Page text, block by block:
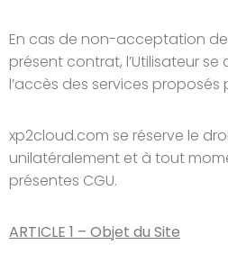
En cas de non-acceptation
présent contrat, l’Utilisateur
l’accès des services proposés
xp2cloud.com se réserve le
unilatéralement et à tout
présentes CGU.
ARTICLE 1 – Objet du Site